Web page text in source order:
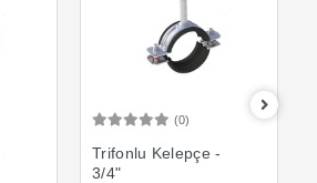
(0)
Trifonlu Kelepçe -
3/4"